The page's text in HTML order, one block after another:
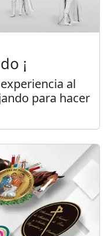
¡
al
para hacer